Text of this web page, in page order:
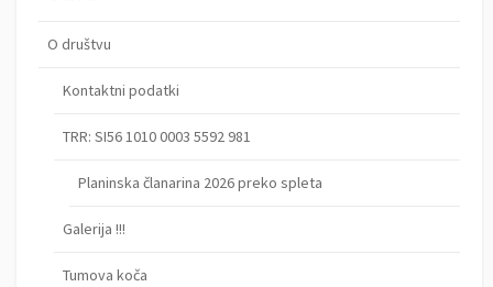
O društvu
Kontaktni podatki
TRR: SI56 1010 0003 5592 981
Planinska članarina 2026 preko spleta
Galerija !!!
Tumova koča